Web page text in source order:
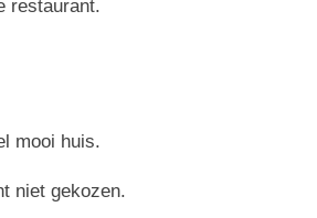
restaurant.
heel mooi huis.
niet gekozen.